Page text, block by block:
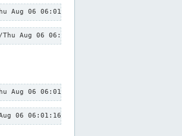
Aug 06 06:01:16 CEST 2026/down.txt"
Thu Aug 06 06:01:16 CEST 2026/down.txt"
Aug 06 06:01:16 CEST 2026/down.txt"
06 06:01:16 CEST 2026/down.txt"